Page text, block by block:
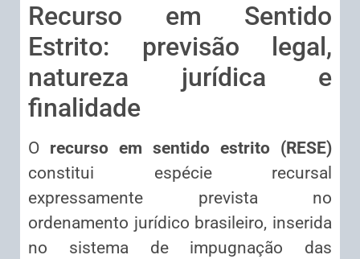
Recurso em Sentido
Estrito: previsão legal,
natureza jurídica e
finalidade
O recurso em sentido estrito (RESE)
constitui espécie recursal
expressamente prevista no
ordenamento jurídico brasileiro, inserida
no sistema de impugnação das